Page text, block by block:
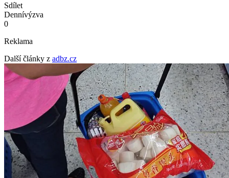
Sdílet
Dennívýzva
0
Reklama
Další články z adbz.cz